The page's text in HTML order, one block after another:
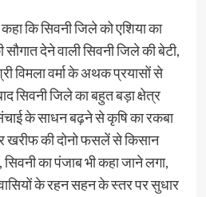
कि सिवनी जिले को एशिया का
देने वाली सिवनी जिले की बेटी,
विमला वर्मा के अथक प्रयासों से
सिवनी जिले का बहुत बड़ा क्षेत्र
के साधन बढ़ने से कृषि का रकबा
खरीफ की दोनो फसलें से किसान
का पंजाब भी कहा जाने लगा,
के रहन सहन के स्तर पर सुधार